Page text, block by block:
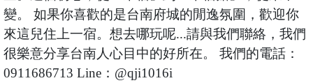
變。 如果你喜歡的是台南府城的閒逸氛圍，歡迎你
來這兒住上一宿。想去哪玩呢...請與我們聯絡，我們
很樂意分享台南人心目中的好所在。 我們的電話：
0911686713 Line：@qji1016i